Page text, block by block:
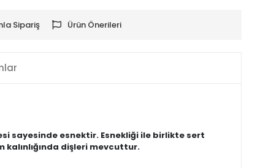
Sipariş Ürün Önerileri
sayesinde esnektir. Esnekliği ile birlikte sert
kalınlığında dişleri mevcuttur.